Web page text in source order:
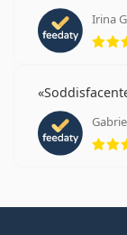
Irina